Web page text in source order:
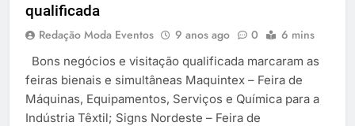
qualificada
Redação Moda Eventos 9 anos ago 0 6 mins
Bons negócios e visitação qualificada marcaram as
feiras bienais e simultâneas Maquintex – Feira de
Máquinas, Equipamentos, Serviços e Química para a
Indústria Têxtil; Signs Nordeste – Feira de